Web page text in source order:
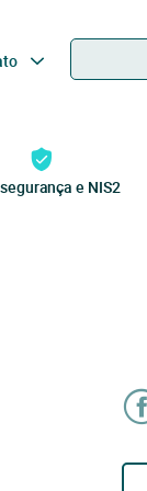
e NIS2